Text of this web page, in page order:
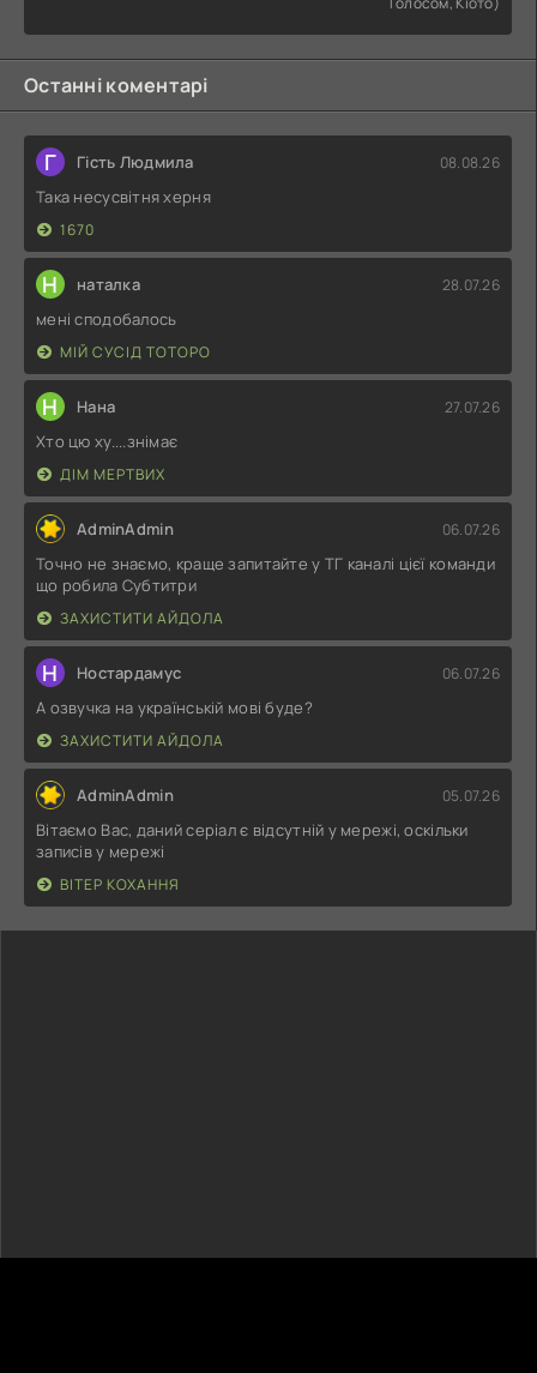
Останні коментарі
Г Гість Людмила 08.08.26
Така несусвітня херня
1670
Н наталка 28.07.26
мені сподобалось
МІЙ СУСІД ТОТОРО
Н Нана 27.07.26
Хто цю ху....знімає
ДІМ МЕРТВИХ
AdminAdmin 06.07.26
Точно не знаємо, краще запитайте у ТГ каналі цієї команди
що робила Субтитри
ЗАХИСТИТИ АЙДОЛА
Н Ностардамус 06.07.26
А озвучка на українській мові буде?
ЗАХИСТИТИ АЙДОЛА
AdminAdmin 05.07.26
Вітаємо Вас, даний серіал є відсутній у мережі, оскільки
записів у мережі
ВІТЕР КОХАННЯ